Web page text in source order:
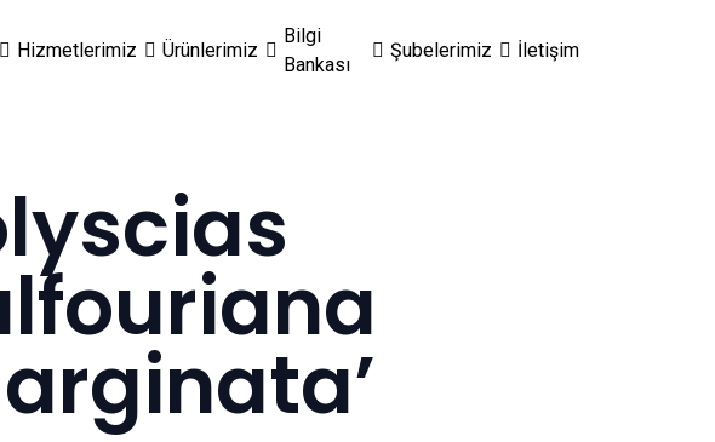
Hizmetlerimiz Ürünlerimiz
Bilgi
Bankası
Şubelerimiz İletişim